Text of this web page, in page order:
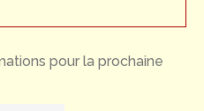
pour la prochaine